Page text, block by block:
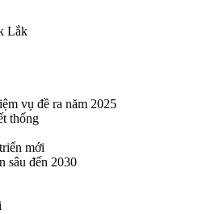
Lắk
vụ đề ra năm 2025
thống
mới
sâu đến 2030